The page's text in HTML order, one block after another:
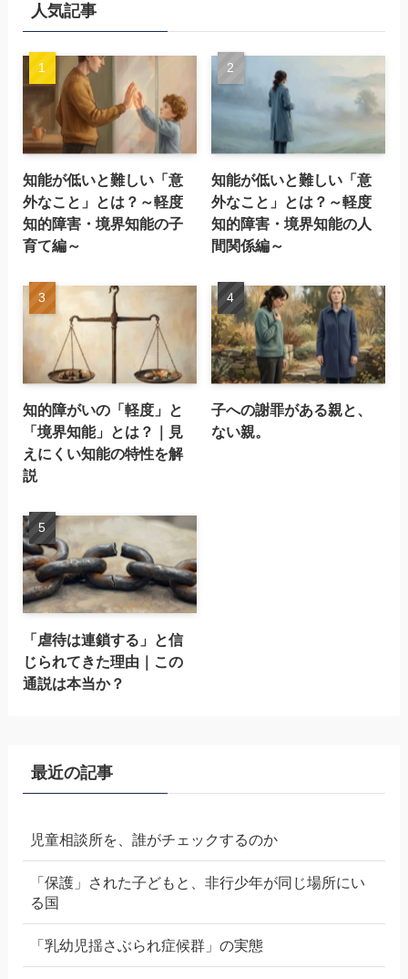
人気記事
知能が低いと難しい「意
外なこと」とは？～軽度
知的障害・境界知能の子
育て編～
知能が低いと難しい「意
外なこと」とは？～軽度
知的障害・境界知能の人
間関係編～
知的障がいの「軽度」と
「境界知能」とは？｜見
えにくい知能の特性を解
説
子への謝罪がある親と、
ない親。
「虐待は連鎖する」と信
じられてきた理由｜この
通説は本当か？
最近の記事
児童相談所を、誰がチェックするのか
「保護」された子どもと、非行少年が同じ場所にい
る国
「乳幼児揺さぶられ症候群」の実態